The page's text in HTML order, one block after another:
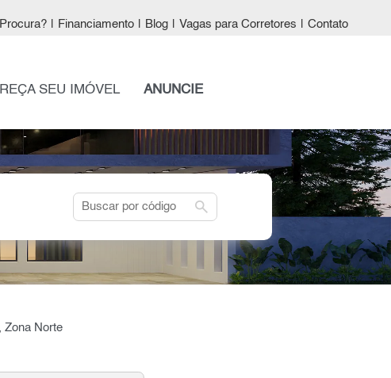
Financiamento Blog Vagas para Corretores Contato
SEU IMÓVEL ANUNCIE
search
Zona Norte